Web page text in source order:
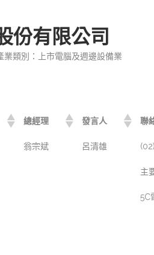
份有限公司
業類別：上市電腦及週邊設備業
總經理 發言人 聯
翁宗斌 呂清雄
主
5C